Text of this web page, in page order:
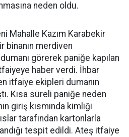
neden oldu.
Mahalle Kazım Karabekir
binanın merdiven
görerek paniğe kapılan
haber verdi. İhbar
itfaiye ekipleri dumanın
Kısa süreli paniğe neden
giriş kısmında kimliği
tarafından kartonlarla
tespit edildi. Ateş itfaiye